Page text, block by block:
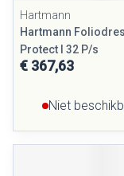
Hartmann
Hartmann
Protect l 32 P/s
€ 367,63
Niet